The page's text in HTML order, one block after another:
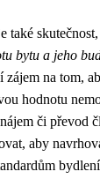
také
bytu a jeho
na tom,
hodnotu
či převod
aby